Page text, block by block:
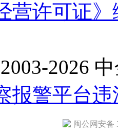
营许可证
2026
报警平台违
闽公网安备